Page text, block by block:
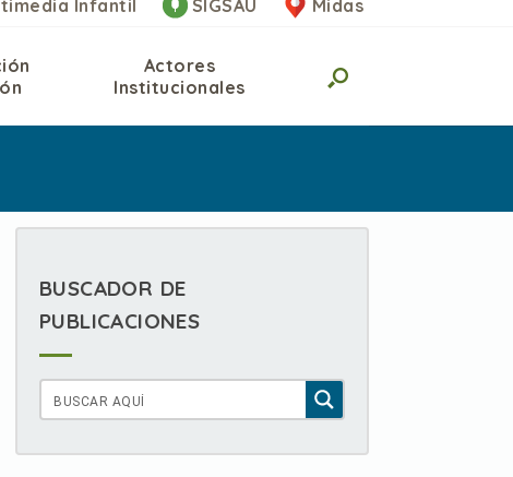
Midas
SIGSAU
Infantil
Actores
Institucionales
BUSCADOR DE
PUBLICACIONES